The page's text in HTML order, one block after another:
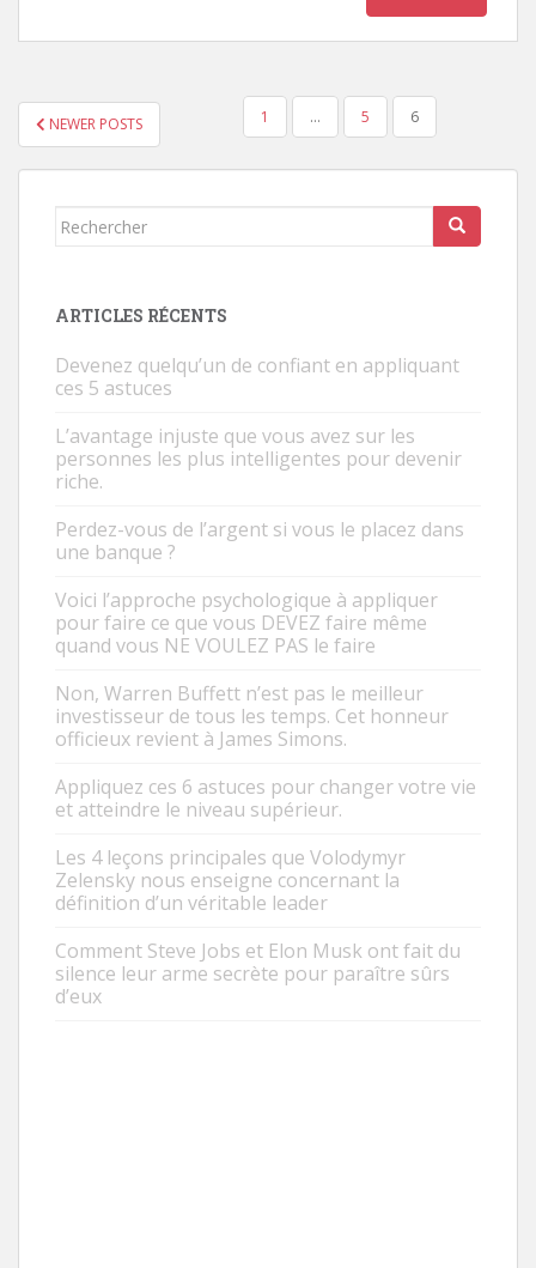
b
o
k
er l e s
p
p
e
n
g
PAGINATION
DES
PUBLICATIONS
NEWER POSTS 1 … 5 6
Rechercher...
ARTICLES RÉCENTS
Devenez quelqu’un de confiant en appliquant
ces 5 astuces
L’avantage injuste que vous avez sur les
personnes les plus intelligentes pour devenir
riche.
Perdez-vous de l’argent si vous le placez dans
une banque ?
Voici l’approche psychologique à appliquer
pour faire ce que vous DEVEZ faire même
quand vous NE VOULEZ PAS le faire
Non, Warren Buffett n’est pas le meilleur
investisseur de tous les temps. Cet honneur
officieux revient à James Simons.
Appliquez ces 6 astuces pour changer votre vie
et atteindre le niveau supérieur.
Les 4 leçons principales que Volodymyr
Zelensky nous enseigne concernant la
définition d’un véritable leader
Comment Steve Jobs et Elon Musk ont fait du
silence leur arme secrète pour paraître sûrs
d’eux